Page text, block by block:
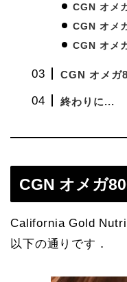
CGN オメ
CGN オメ
CGN オメ
CGN オメガ
終わりに...
CGN オメガ
California Gold
以下の通りです．